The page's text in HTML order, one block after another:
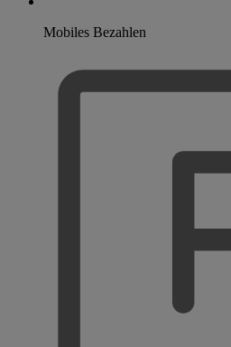
Mobiles Bezahlen